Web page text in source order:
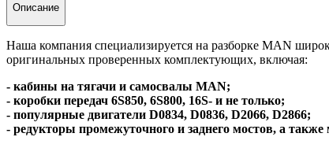
Описание
Наша компания специализируется на разборке MAN
оригинальных проверенных комплектующих, включая:
- кабины на тягачи и самосвалы MAN;
- коробки передач 6S850, 6S800, 16S- и не только;
- популярные двигатели D0834, D0836, D2066, D2866;
- редукторы промежуточного и заднего мостов, а также